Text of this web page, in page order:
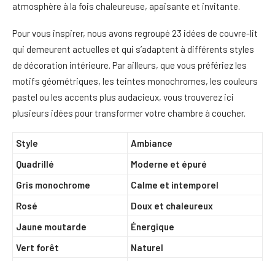
atmosphère à la fois chaleureuse, apaisante et invitante.
Pour vous inspirer, nous avons regroupé 23 idées de couvre-lit
qui demeurent actuelles et qui s’adaptent à différents styles
de décoration intérieure. Par ailleurs, que vous préfériez les
motifs géométriques, les teintes monochromes, les couleurs
pastel ou les accents plus audacieux, vous trouverez ici
plusieurs idées pour transformer votre chambre à coucher.
Style
Ambiance
Quadrillé
Moderne et épuré
Gris monochrome
Calme et intemporel
Rosé
Doux et chaleureux
Jaune moutarde
Énergique
Vert forêt
Naturel